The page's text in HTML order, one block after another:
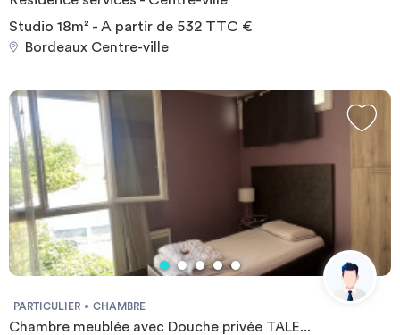
Studio 18m² - A partir de 532 TTC €
Bordeaux Centre-ville
PARTICULIER CHAMBRE
Chambre meublée avec Douche privée TALE...